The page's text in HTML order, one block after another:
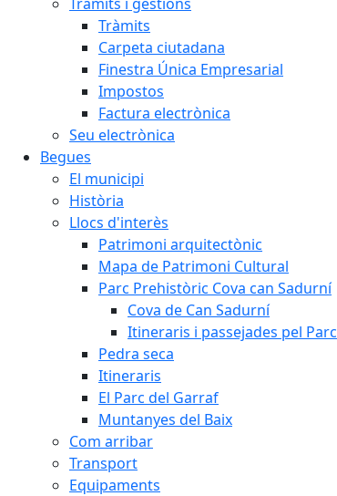
Tràmits
Carpeta ciutadana
Finestra Única Empresarial
Impostos
Factura electrònica
Seu electrònica
Begues
El municipi
Història
Llocs d'interès
Patrimoni arquitectònic
Mapa de Patrimoni Cultural
Parc Prehistòric Cova can Sadurní
Cova de Can Sadurní
Itineraris i passejades pel Parc
Pedra seca
Itineraris
El Parc del Garraf
Muntanyes del Baix
Com arribar
Transport
Equipaments